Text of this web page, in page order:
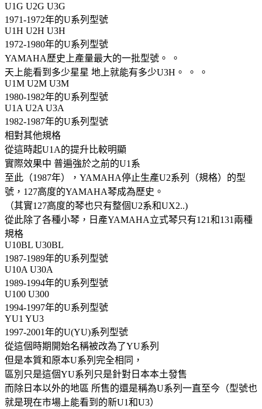
U1G U2G U3G
1971-1972年的U系列型號
U1H U2H U3H
1972-1980年的U系列型號
YAMAHA歷史上產量最大的一批型號。 。
天上能看到多少星星 地上就能有多少U3H。 。 。
U1M U2M U3M
1980-1982年的U系列型號
U1A U2A U3A
1982-1987年的U系列型號
相對其他規格
從這時起U1A的提升比較明顯
實際效果中 普遍強於之前的U1系
至此（1987年），YAMAHA停止生產U2系列（規格）的型
號，127高度的YAMAHA琴成為歷史。
（其實127高度的琴也只有整個U2系和UX2..)
從此除了各種小琴，日產YAMAHA立式琴只有121和131兩種
規格
U10BL U30BL
1987-1989年的U系列型號
U10A U30A
1989-1994年的U系列型號
U100 U300
1994-1997年的U系列型號
YU1 YU3
1997-2001年的U(YU)系列型號
從這個時期開始名稱被改為了YU系列
但是本質和原本U系列完全相同，
區別只是這個YU系列只是針對日本本土發售
而除日本以外的地區 所售的還是稱為U系列一直至今（型號也
就是現在市場上能看到的新U1和U3）